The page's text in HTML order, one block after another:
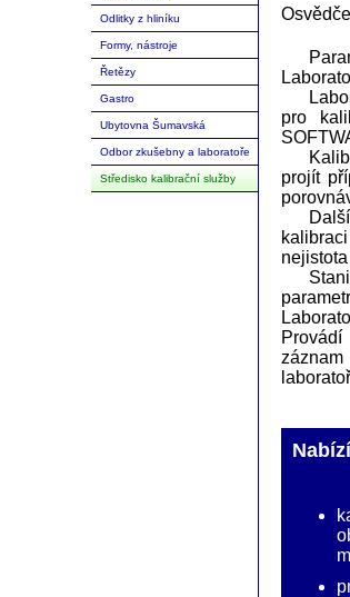
Odlitky z hliníku
Formy, nástroje
Řetězy
Gastro
Ubytovna Šumavská
Odbor zkušebny a laboratoře
Středisko kalibrační služby
pro
projít